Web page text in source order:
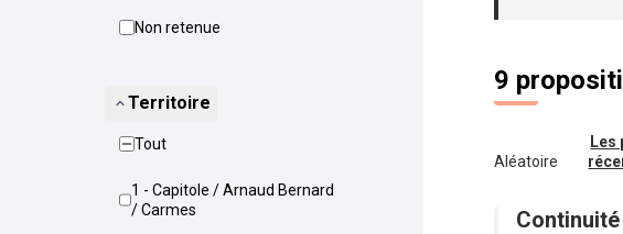
Non retenue
Territoire
Tout
1 - Capitole / Arnaud Bernard
/ Carmes
9
Aléatoire
Les